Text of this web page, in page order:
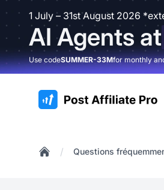
1 July – 31st August 2026
AI Agents at
Use codeSUMMER-33Mfor monthly
:site.title
/ Questions